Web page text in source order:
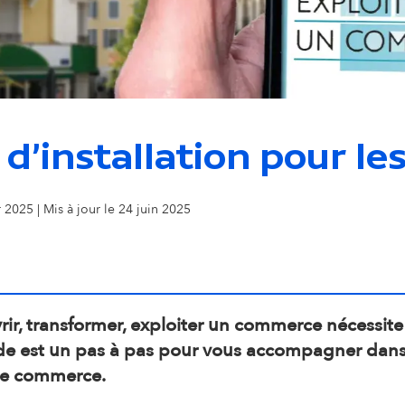
i
o
s
o
d'installation pour
| Mis à jour le 24 juin 2025
transformer, exploiter un commerce
est un pas à pas pour vous accompagner
commerce.